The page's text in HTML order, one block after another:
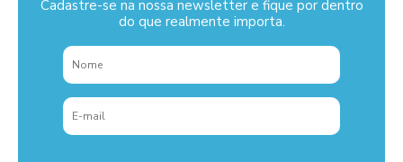
Cadastre-se na nossa newsletter e fique por dentro
do que realmente importa.